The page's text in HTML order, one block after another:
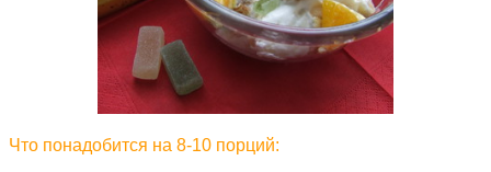
Что понадобится на 8-10 порций: